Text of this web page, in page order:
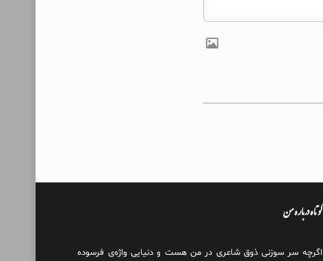
کوتاه درباره من
اگرچه سر سوزنی ذوق شاعری در من هست و دنیایی واژه‌‌ی فرسوده